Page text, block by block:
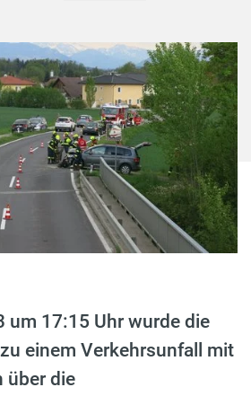
um 17:15 Uhr wurde die
einem Verkehrsunfall mit
über die